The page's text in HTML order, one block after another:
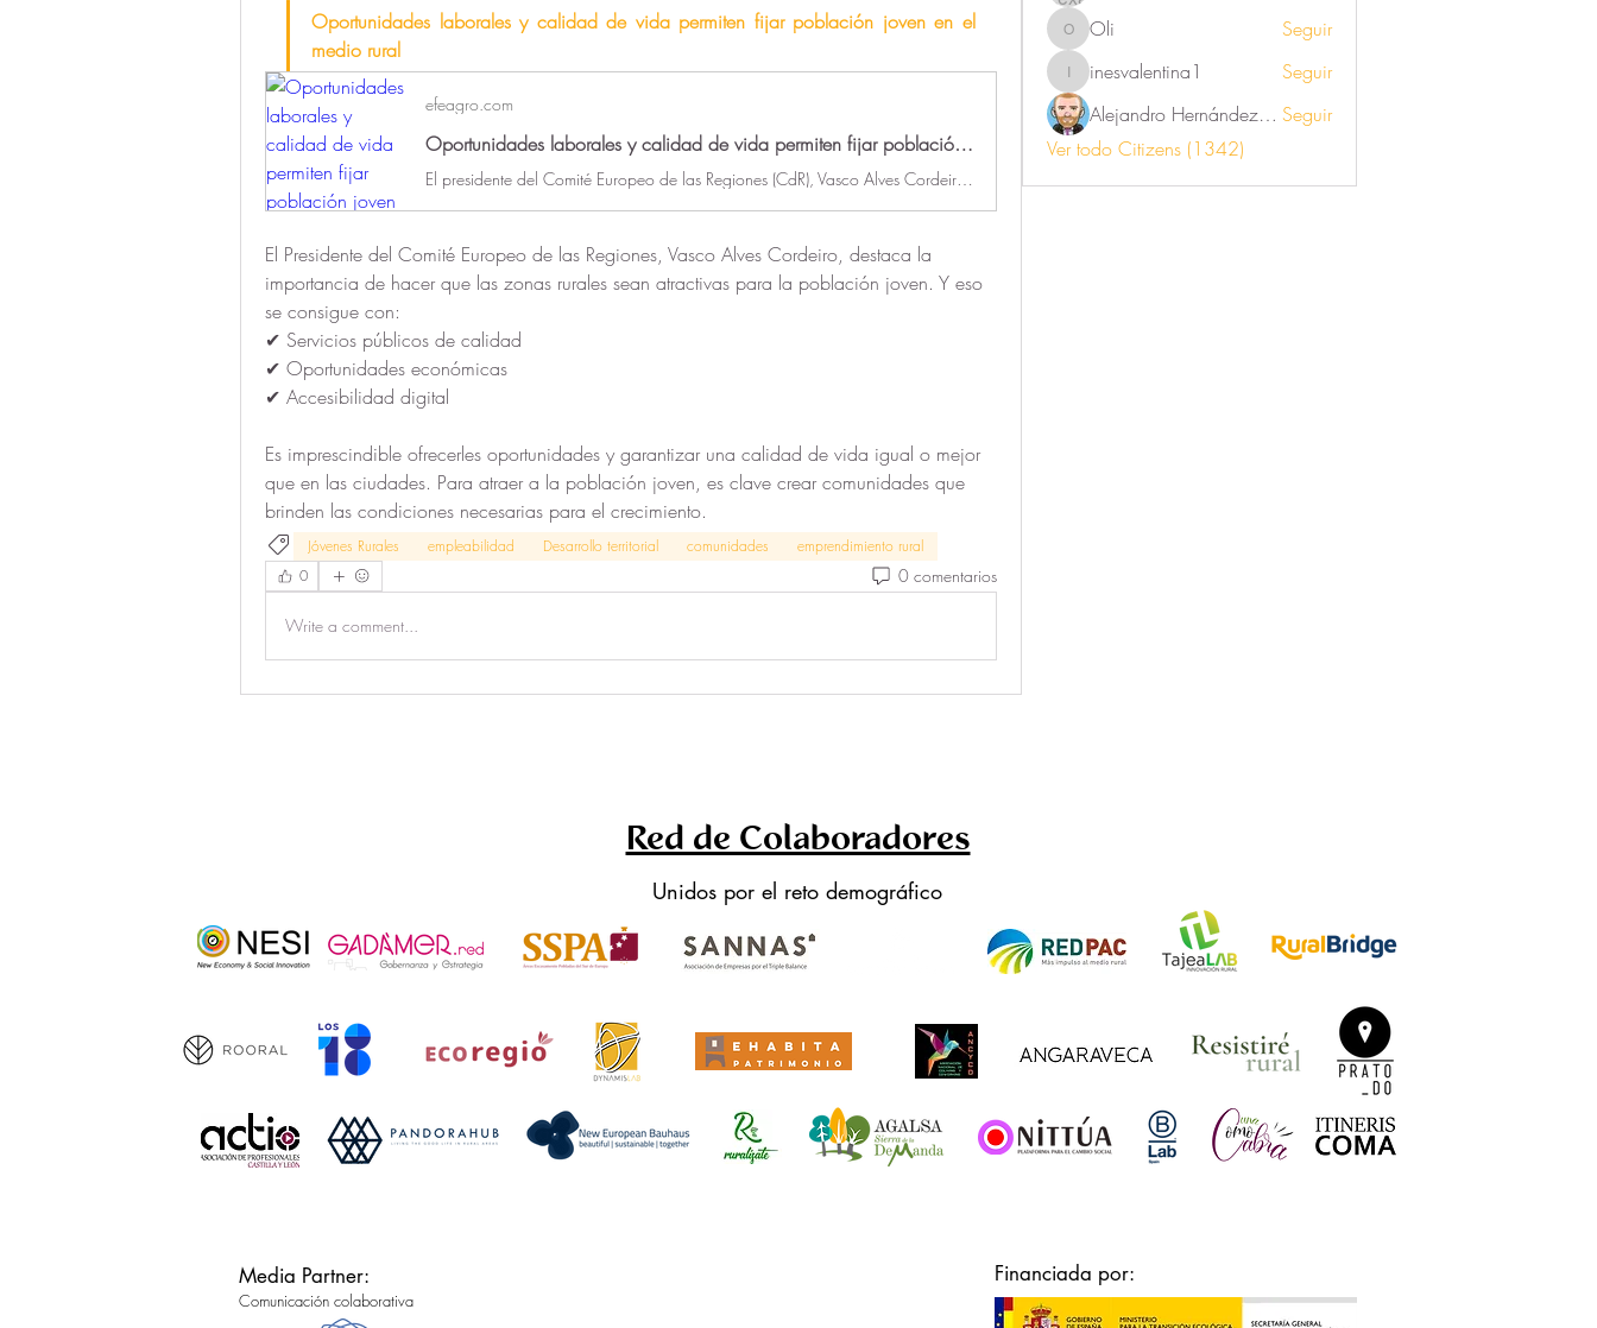
Oportunidades laborales y calidad de vida permiten fijar población joven en el
medio rural
efeagro.com
Oportunidades laborales y calidad de vida permiten fijar población joven en el medio rural - EFEAgro
El Presidente del Comité Europeo de las Regiones, Vasco Alves Cordeiro, destaca la
importancia de hacer que las zonas rurales sean atractivas para la población joven. Y eso
se consigue con:
✔ Servicios públicos de calidad
✔ Oportunidades económicas
✔ Accesibilidad digital
Es imprescindible ofrecerles oportunidades y garantizar una calidad de vida igual o mejor
que en las ciudades. Para atraer a la población joven, es clave crear comunidades que
brinden las condiciones necesarias para el crecimiento.
Jóvenes Rurales empleabilidad Desarrollo territorial comunidades
emprendimiento rural
0
0 comentarios
Write a comment...
Oli Oli Seguir
inesvalentina1
inesvalentina1
Seguir
Alejandro Hernández Renner Seguir
Ver todo Citizens (1342)
Red de Colaboradores
Unidos por el reto demográfico
Media Partner:
Comunicación colaborativa
Financiada por: